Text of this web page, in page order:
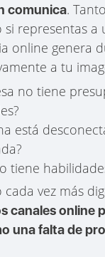
comunica.
representas a
online genera
a tu
no tiene
está
tiene
vez más
canales online
una falta de